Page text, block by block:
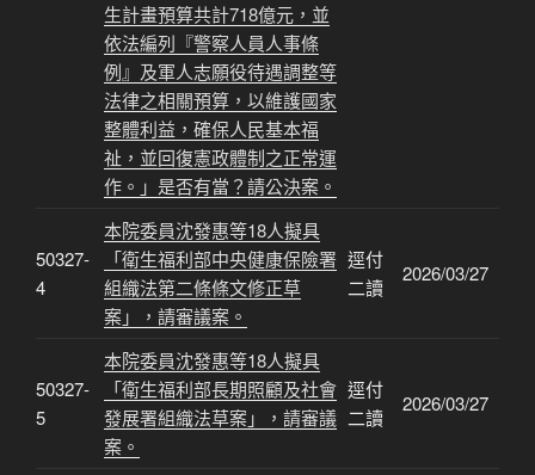
生計畫預算共計718億元，並
依法編列『警察人員人事條
例』及軍人志願役待遇調整等
法律之相關預算，以維護國家
整體利益，確保人民基本福
祉，並回復憲政體制之正常運
作。」是否有當？請公決案。
50327-
4
本院委員沈發惠等18人擬具
「衛生福利部中央健康保險署
組織法第二條條文修正草
案」，請審議案。
逕付
二讀
2026/03/27
50327-
5
本院委員沈發惠等18人擬具
「衛生福利部長期照顧及社會
發展署組織法草案」，請審議
案。
逕付
二讀
2026/03/27